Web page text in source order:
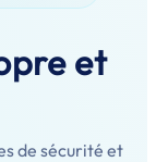
et
de sécurité et